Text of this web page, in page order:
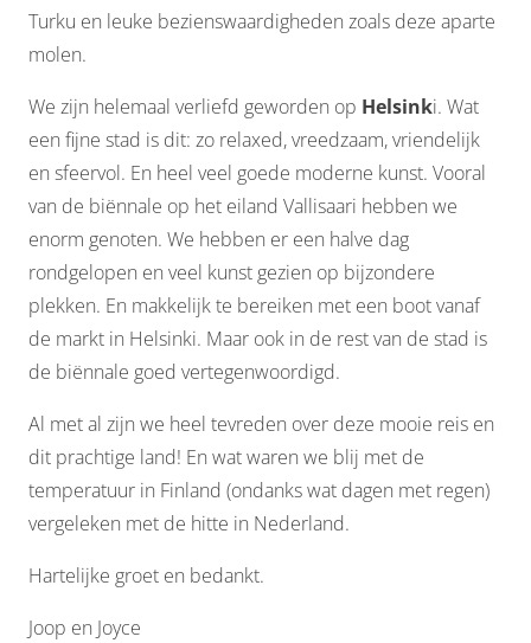
Turku en leuke bezienswaardigheden zoals deze aparte
molen.
We zijn helemaal verliefd geworden op Helsinki. Wat
een fijne stad is dit: zo relaxed, vreedzaam, vriendelijk
en sfeervol. En heel veel goede moderne kunst. Vooral
van de biënnale op het eiland Vallisaari hebben we
enorm genoten. We hebben er een halve dag
rondgelopen en veel kunst gezien op bijzondere
plekken. En makkelijk te bereiken met een boot vanaf
de markt in Helsinki. Maar ook in de rest van de stad is
de biënnale goed vertegenwoordigd.
Al met al zijn we heel tevreden over deze mooie reis en
dit prachtige land! En wat waren we blij met de
temperatuur in Finland (ondanks wat dagen met regen)
vergeleken met de hitte in Nederland.
Hartelijke groet en bedankt.
Joop en Joyce